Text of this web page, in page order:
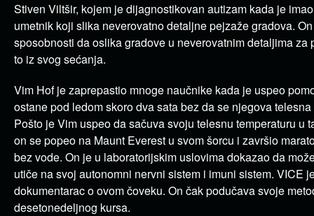
Stiven Viltšir, kojem je dijagnostikovan autizam kada je
umetnik koji slika neverovatno detaljne pejzaže gradova.
sposobnosti da oslika gradove u neverovatnim detaljima za
to iz svog sećanja.
Vim Hof je zaprepastio mnoge naučnike kada je uspeo
ostane pod ledom skoro dva sata bez da se njegova
Pošto je Vim uspeo da sačuva svoju telesnu temperaturu u
on se popeo na Maunt Everest u svom šorcu i završio
bez vode. On je u laboratorijskim uslovima dokazao da
utiče na svoj autonomni nervni sistem i imuni sistem. VICE
dokumentarac o ovom čoveku. On čak podučava svoje
desetonedeljnog kursa.